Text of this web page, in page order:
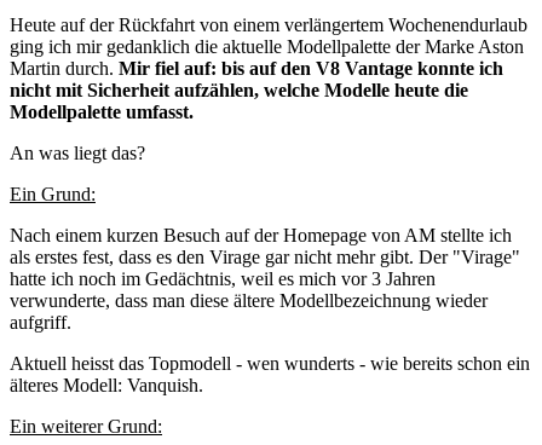
Heute auf der Rückfahrt von einem verlängertem Wochenendurlaub
ging ich mir gedanklich die aktuelle Modellpalette der Marke Aston
Martin durch. Mir fiel auf: bis auf den V8 Vantage konnte ich
nicht mit Sicherheit aufzählen, welche Modelle heute die
Modellpalette umfasst.
An was liegt das?
Ein Grund:
Nach einem kurzen Besuch auf der Homepage von AM stellte ich
als erstes fest, dass es den Virage gar nicht mehr gibt. Der "Virage"
hatte ich noch im Gedächtnis, weil es mich vor 3 Jahren
verwunderte, dass man diese ältere Modellbezeichnung wieder
aufgriff.
Aktuell heisst das Topmodell - wen wunderts - wie bereits schon ein
älteres Modell: Vanquish.
Ein weiterer Grund: